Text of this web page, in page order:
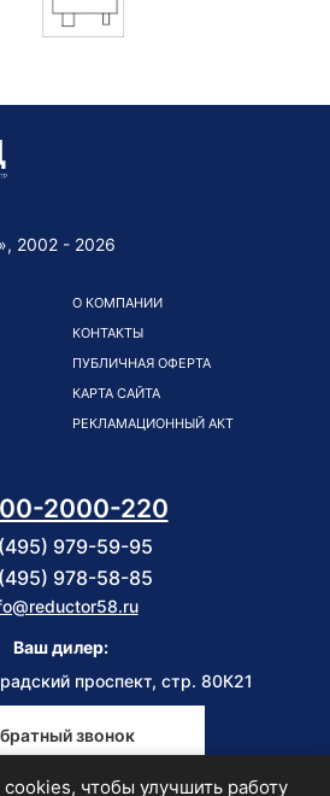
2002 - 2026
О КОМПАНИИ
КОНТАКТЫ
ПУБЛИЧНАЯ ОФЕРТА
КАРТА САЙТА
РЕКЛАМАЦИОННЫЙ АКТ
2000-220
979-59-95
978-58-85
Ваш дилер:
проспект, стр. 80К21
звонок
чтобы улучшить работу